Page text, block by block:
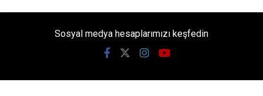
Sosyal medya hesaplarımızı keşfedin